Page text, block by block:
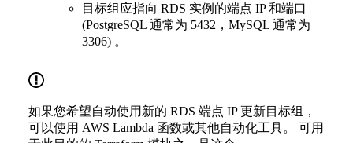
目标组应指向 RDS 实例的端点 IP 和端口
(PostgreSQL 通常为 5432，MySQL 通常为
3306) 。
如果您希望自动使用新的 RDS 端点 IP 更新目标组，
可以使用 AWS Lambda 函数或其他自动化工具。 可用